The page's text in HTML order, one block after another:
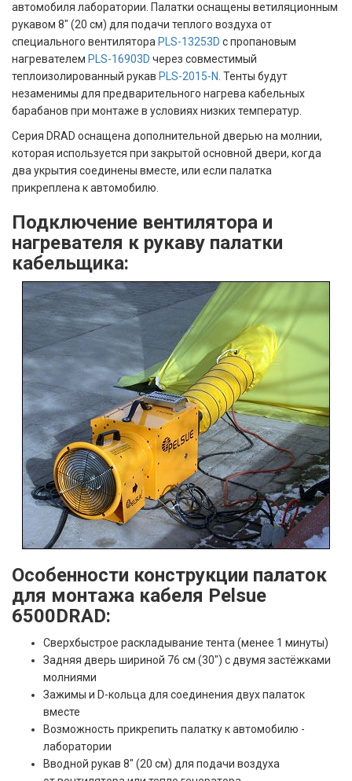
автомобиля лаборатории. Палатки оснащены ветиляционным
рукавом 8" (20 см) для подачи теплого воздуха от
специального вентилятора PLS-13253D с пропановым
нагревателем PLS-16903D через совместимый
теплоизолированный рукав PLS-2015-N . Тенты будут
незаменимы для предварительного нагрева кабельных
барабанов при монтаже в условиях низких температур.
Серия DRAD оснащена дополнительной дверью на молнии,
которая используется при закрытой основной двери, когда
два укрытия соединены вместе, или если палатка
прикреплена к автомобилю.
Подключение вентилятора и
нагревателя к рукаву палатки
кабельщика:
Особенности конструкции палаток
для монтажа кабеля Pelsue
6500DRAD:
Сверхбыстрое раскладывание тента (менее 1 минуты)
Задняя дверь шириной 76 см (30″) с двумя застёжками
молниями
Зажимы и D-кольца для соединения двух палаток
вместе
Возможность прикрепить палатку к автомобилю -
лаборатории
Вводной рукав 8" (20 см) для подачи воздуха